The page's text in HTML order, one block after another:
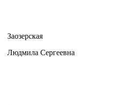
Заозерская
Людмила Сергеевна